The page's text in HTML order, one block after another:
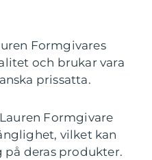
Formgivares
och brukar vara
prissatta.
Formgivare
vilket kan
på deras produkter.